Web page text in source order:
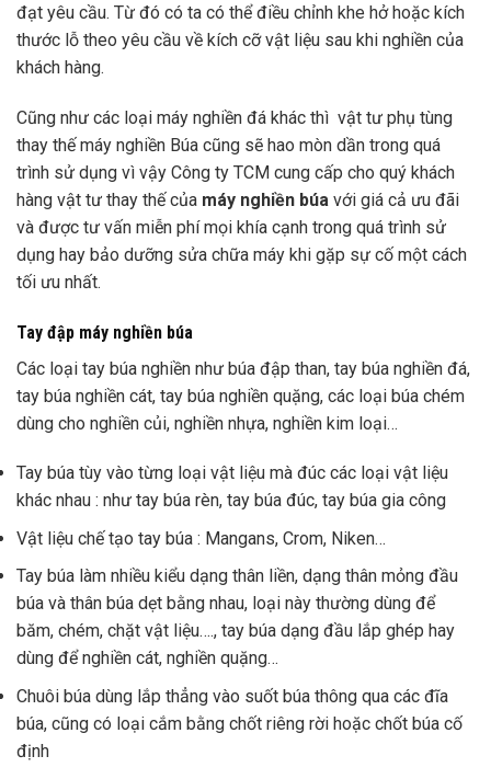
đạt yêu cầu. Từ đó có ta có thể điều chỉnh khe hở hoặc kích
thước lỗ theo yêu cầu về kích cỡ vật liệu sau khi nghiền của
khách hàng.
Cũng như các loại máy nghiền đá khác thì vật tư phụ tùng
thay thế máy nghiền Búa cũng sẽ hao mòn dần trong quá
trình sử dụng vì vậy Công ty TCM cung cấp cho quý khách
hàng vật tư thay thế của máy nghiền búa với giá cả ưu đãi
và được tư vấn miễn phí mọi khía cạnh trong quá trình sử
dụng hay bảo dưỡng sửa chữa máy khi gặp sự cố một cách
tối ưu nhất.
Tay đập máy nghiền búa
Các loại tay búa nghiền như búa đập than, tay búa nghiền đá,
tay búa nghiền cát, tay búa nghiền quặng, các loại búa chém
dùng cho nghiền củi, nghiền nhựa, nghiền kim loại…
Tay búa tùy vào từng loại vật liệu mà đúc các loại vật liệu
khác nhau : như tay búa rèn, tay búa đúc, tay búa gia công
Vật liệu chế tạo tay búa : Mangans, Crom, Niken…
Tay búa làm nhiều kiểu dạng thân liền, dạng thân mỏng đầu
búa và thân búa dẹt bằng nhau, loại này thường dùng để
băm, chém, chặt vật liệu…., tay búa dạng đầu lắp ghép hay
dùng để nghiền cát, nghiền quặng…
Chuôi búa dùng lắp thẳng vào suốt búa thông qua các đĩa
búa, cũng có loại cắm bằng chốt riêng rời hoặc chốt búa cố
định